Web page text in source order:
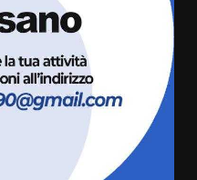
18:13
continua il piano
del
14:16